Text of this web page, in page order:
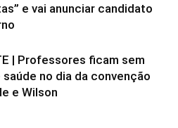
e vai anunciar candidato
| Professores ficam sem
saúde no dia da convenção
e Wilson